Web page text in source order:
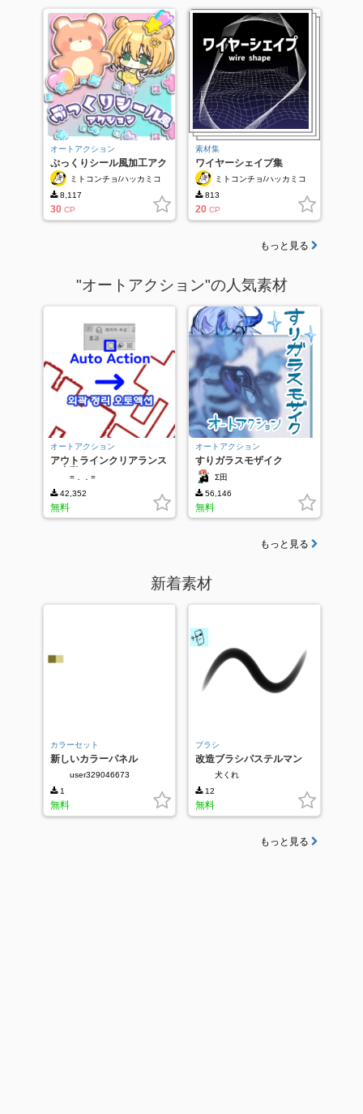
オートアクション
ぷっくりシール風加工アク
ションミトコンチョ/ハッカミコ
ット
8,117
30 CP
素材集
ワイヤーシェイプ集
ミトコンチョ/ハッカミコ
ット
813
20 CP
もっと見る
"オートアクション"の人気素材
オートアクション
アウトラインクリアランス
=．．=
42,352
無料
オートアクション
すりガラスモザイク
Σ田
56,146
無料
もっと見る
新着素材
カラーセット
新しいカラーパネル
user329046673
1
無料
ブラシ
改造ブラシパステルマン
犬くれ
12
無料
もっと見る